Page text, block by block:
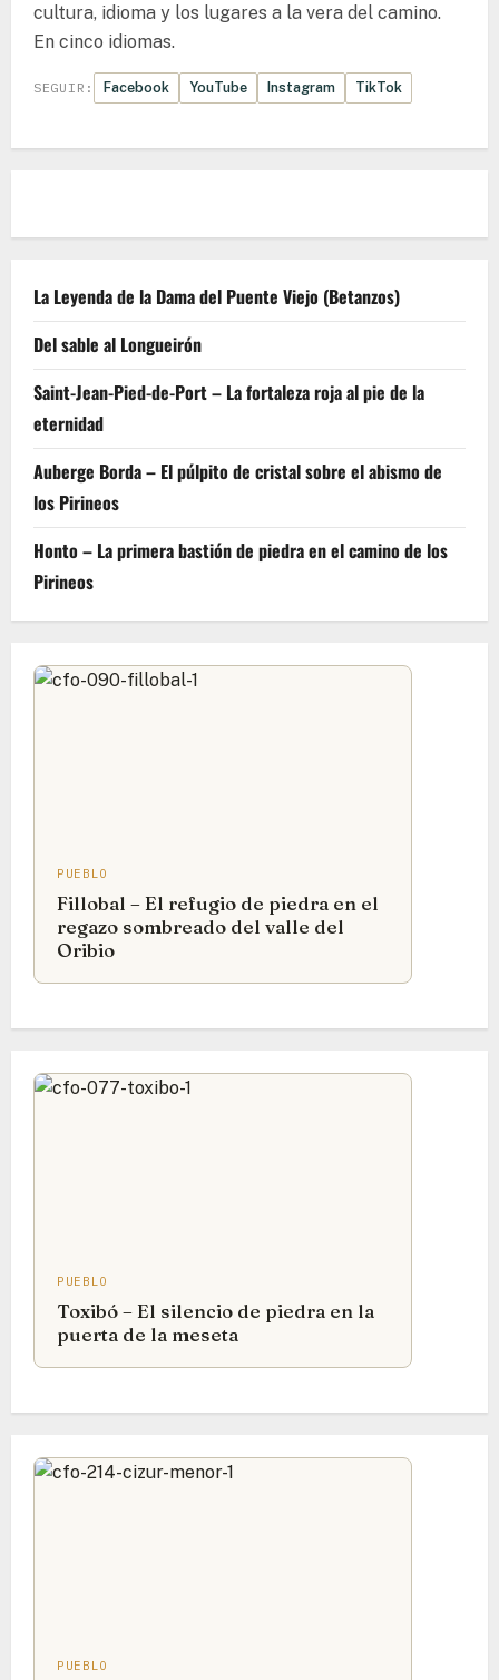
cultura, idioma y los lugares a la vera del camino.
En cinco idiomas.
SEGUIR: Facebook YouTube Instagram TikTok
La Leyenda de la Dama del Puente Viejo (Betanzos)
Del sable al Longueirón
Saint-Jean-Pied-de-Port – La fortaleza roja al pie de la
eternidad
Auberge Borda – El púlpito de cristal sobre el abismo de
los Pirineos
Honto – La primera bastión de piedra en el camino de los
Pirineos
PUEBLO
Fillobal – El refugio de piedra en el
regazo sombreado del valle del
Oribio
PUEBLO
Toxibó – El silencio de piedra en la
puerta de la meseta
PUEBLO